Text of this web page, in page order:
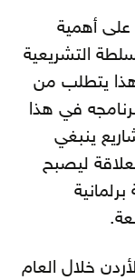
على أهمية
التشريعية
يتطلب من
في هذا
ينبغي
ليصبح
خلال العام